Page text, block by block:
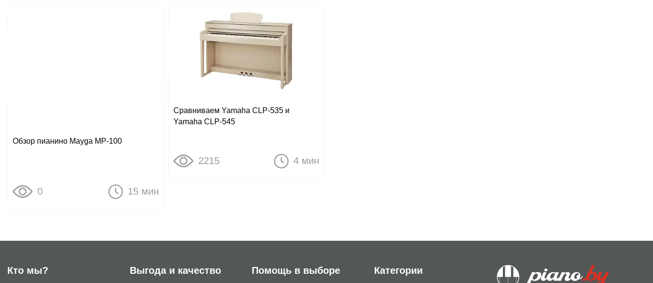
Обзор пианино Mayga MP-100
0 15 мин
Сравниваем Yamaha CLP-535 и
Yamaha CLP-545
2215 4 мин
Кто мы? Выгода и качество Помощь в выборе Категории